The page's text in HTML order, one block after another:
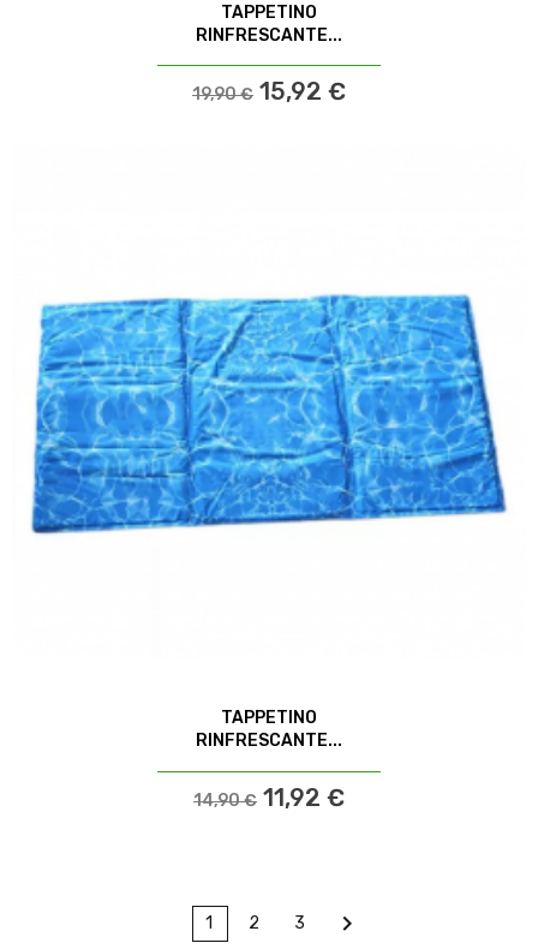
TAPPETINO
RINFRESCANTE...
19,90 € 15,92 €
TAPPETINO
RINFRESCANTE...
14,90 € 11,92 €
1 2 3 